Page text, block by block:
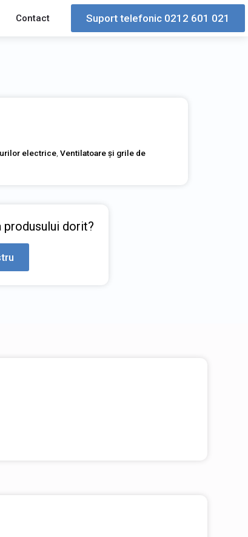
Contact Suport telefonic 0212 601 021
electrice ,Ventilatoare și grile de
produsului dorit?